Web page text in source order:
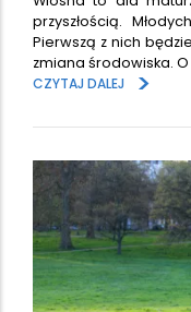
przyszłością.
Pierwszą z nich
zmiana środowiska.
CZYTAJ DALEJ
>